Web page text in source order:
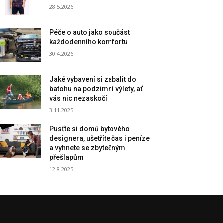
28.5.2026
Péče o auto jako součást
každodenního komfortu
30.4.2026
Jaké vybavení si zabalit do
batohu na podzimní výlety, ať
vás nic nezaskočí
3.11.2025
Pusťte si domů bytového
designera, ušetříte čas i peníze
a vyhnete se zbytečným
přešlapům
12.8.2025